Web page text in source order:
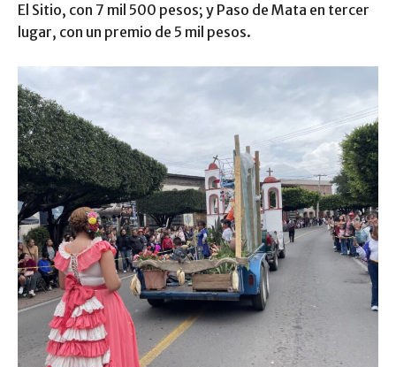
El Sitio, con 7 mil 500 pesos; y Paso de Mata en tercer
lugar, con un premio de 5 mil pesos.